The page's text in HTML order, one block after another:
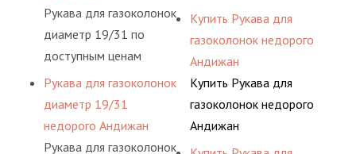
Рукава для газоколонок
диаметр 19/31 по
доступным ценам
Андижан
Рукава для газоколонок
диаметр 19/31
недорого Андижан
Рукава для газоколонок
Андижан
Купить Рукава для
газоколонок недорого
Андижан
Купить Рукава для
газоколонок недорого
Андижан